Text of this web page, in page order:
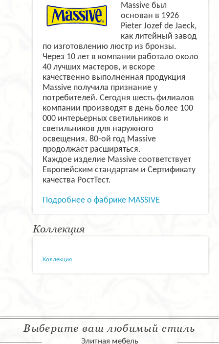
Massive был
основан в 1926
Pieter Jozef de Jaeck,
как литейный завод
по изготовлению люстр из бронзы.
Через 10 лет в компании работало около
40 лучших мастеров, и вскоре
качественно выполненная продукция
Massive получила признание у
потребителей. Сегодня шесть филиалов
компании производят в день более 100
000 интерьерных светильников и
светильников для наружного
освещения. 80-ой год Massive
продолжает расширяться.
Каждое изделие Massive соответствует
Европейским стандартам и Сертификату
качества РостТест.
Подробнее о фабрике MASSIVE
Коллекция
Коллекция
Выберите ваш любимый стиль
Элитная мебель